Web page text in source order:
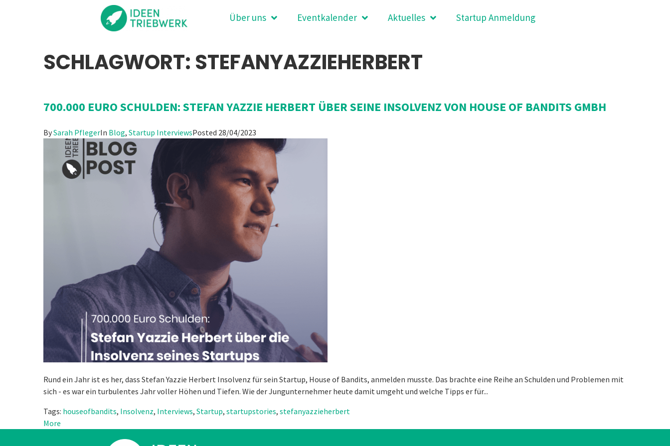
Über uns Eventkalender Aktuelles Startup Anmeldung
SCHLAGWORT: STEFANYAZZIEHERBERT
700.000 EURO SCHULDEN: STEFAN YAZZIE HERBERT ÜBER SEINE INSOLVENZ VON HOUSE OF BANDITS GMBH
BySarah PflegerIn Blog, Startup InterviewsPosted 28/04/2023
Rund ein Jahr ist es her, dass Stefan Yazzie Herbert Insolvenz für sein Startup, House of Bandits, anmelden musste. Das brachte eine Reihe an Schulden und Problemen mit
sich - es war ein turbulentes Jahr voller Höhen und Tiefen. Wie der Jungunternehmer heute damit umgeht und welche Tipps er für...
Tags: houseofbandits, Insolvenz, Interviews, Startup, startupstories, stefanyazzieherbert
More